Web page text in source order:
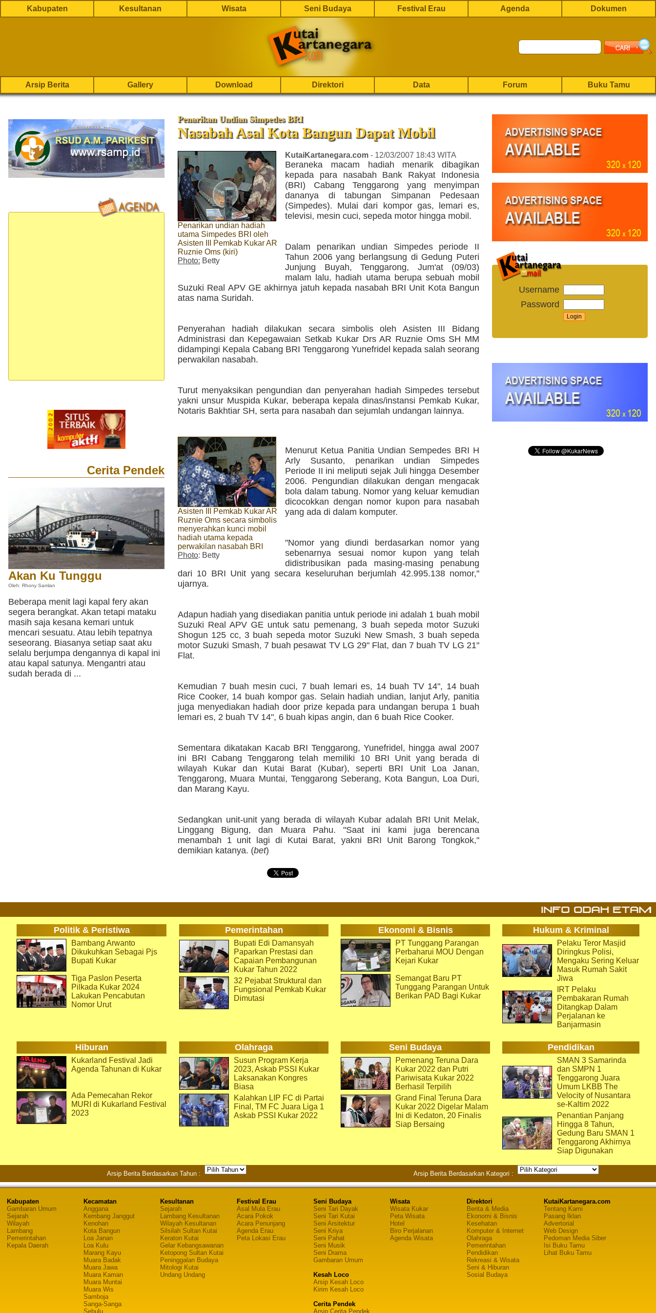
Kabupaten Kesultanan Wisata Seni Budaya Festival Erau Agenda Dokumen
Arsip Berita Gallery Download Direktori Data Forum Buku Tamu
Cerita Pendek
Akan Ku Tunggu
Oleh: Rhony Samlan
Beberapa menit lagi kapal fery akan
segera berangkat. Akan tetapi mataku
masih saja kesana kemari untuk
mencari sesuatu. Atau lebih tepatnya
seseorang. Biasanya setiap saat aku
selalu berjumpa dengannya di kapal ini
atau kapal satunya. Mengantri atau
sudah berada di ...
Penarikan Undian Simpedes BRI
Nasabah Asal Kota Bangun Dapat Mobil
Penarikan undian hadiah
utama Simpedes BRI oleh
Asisten III Pemkab Kukar AR
Ruznie Oms (kiri)
Photo: Betty
KutaiKartanegara.com - 12/03/2007 18:43 WITA
Beraneka macam hadiah menarik dibagikan
kepada para nasabah Bank Rakyat Indonesia
(BRI) Cabang Tenggarong yang menyimpan
dananya di tabungan Simpanan Pedesaan
(Simpedes). Mulai dari kompor gas, lemari es,
televisi, mesin cuci, sepeda motor hingga mobil.
Dalam penarikan undian Simpedes periode II
Tahun 2006 yang berlangsung di Gedung Puteri
Junjung Buyah, Tenggarong, Jum'at (09/03)
malam lalu, hadiah utama berupa sebuah mobil
Suzuki Real APV GE akhirnya jatuh kepada nasabah BRI Unit Kota Bangun
atas nama Suridah.
Penyerahan hadiah dilakukan secara simbolis oleh Asisten III Bidang
Administrasi dan Kepegawaian Setkab Kukar Drs AR Ruznie Oms SH MM
didampingi Kepala Cabang BRI Tenggarong Yunefridel kepada salah seorang
perwakilan nasabah.
Turut menyaksikan pengundian dan penyerahan hadiah Simpedes tersebut
yakni unsur Muspida Kukar, beberapa kepala dinas/instansi Pemkab Kukar,
Notaris Bakhtiar SH, serta para nasabah dan sejumlah undangan lainnya.
Asisten III Pemkab Kukar AR
Ruznie Oms secara simbolis
menyerahkan kunci mobil
hadiah utama kepada
perwakilan nasabah BRI
Photo: Betty
Menurut Ketua Panitia Undian Sempedes BRI H
Arly Susanto, penarikan undian Simpedes
Periode II ini meliputi sejak Juli hingga Desember
2006. Pengundian dilakukan dengan mengacak
bola dalam tabung. Nomor yang keluar kemudian
dicocokkan dengan nomor kupon para nasabah
yang ada di dalam komputer.
"Nomor yang diundi berdasarkan nomor yang
sebenarnya sesuai nomor kupon yang telah
didistribusikan pada masing-masing penabung
dari 10 BRI Unit yang secara keseluruhan berjumlah 42.995.138 nomor,"
ujarnya.
Adapun hadiah yang disediakan panitia untuk periode ini adalah 1 buah mobil
Suzuki Real APV GE untuk satu pemenang, 3 buah sepeda motor Suzuki
Shogun 125 cc, 3 buah sepeda motor Suzuki New Smash, 3 buah sepeda
motor Suzuki Smash, 7 buah pesawat TV LG 29" Flat, dan 7 buah TV LG 21"
Flat.
Kemudian 7 buah mesin cuci, 7 buah lemari es, 14 buah TV 14", 14 buah
Rice Cooker, 14 buah kompor gas. Selain hadiah undian, lanjut Arly, panitia
juga menyediakan hadiah door prize kepada para undangan berupa 1 buah
lemari es, 2 buah TV 14", 6 buah kipas angin, dan 6 buah Rice Cooker.
Sementara dikatakan Kacab BRI Tenggarong, Yunefridel, hingga awal 2007
ini BRI Cabang Tenggarong telah memiliki 10 BRI Unit yang berada di
wilayah Kukar dan Kutai Barat (Kubar), seperti BRI Unit Loa Janan,
Tenggarong, Muara Muntai, Tenggarong Seberang, Kota Bangun, Loa Duri,
dan Marang Kayu.
Sedangkan unit-unit yang berada di wilayah Kubar adalah BRI Unit Melak,
Linggang Bigung, dan Muara Pahu. "Saat ini kami juga berencana
menambah 1 unit lagi di Kutai Barat, yakni BRI Unit Barong Tongkok,"
demikian katanya. (bet)
Username
Password
Politik & Peristiwa Pemerintahan Ekonomi & Bisnis Hukum & Kriminal
Bambang Arwanto
Dikukuhkan Sebagai Pjs
Bupati Kukar
Tiga Paslon Peserta
Pilkada Kukar 2024
Lakukan Pencabutan
Nomor Urut
Bupati Edi Damansyah
Paparkan Prestasi dan
Capaian Pembangunan
Kukar Tahun 2022
32 Pejabat Struktural dan
Fungsional Pemkab Kukar
Dimutasi
PT Tunggang Parangan
Perbaharui MOU Dengan
Kejari Kukar
Semangat Baru PT
Tunggang Parangan Untuk
Berikan PAD Bagi Kukar
Pelaku Teror Masjid
Diringkus Polisi,
Mengaku Sering Keluar
Masuk Rumah Sakit
Jiwa
IRT Pelaku
Pembakaran Rumah
Ditangkap Dalam
Perjalanan ke
Banjarmasin
Hiburan Olahraga Seni Budaya Pendidikan
Kukarland Festival Jadi
Agenda Tahunan di Kukar
Ada Pemecahan Rekor
MURI di Kukarland Festival
2023
Susun Program Kerja
2023, Askab PSSI Kukar
Laksanakan Kongres
Biasa
Kalahkan LIP FC di Partai
Final, TM FC Juara Liga 1
Askab PSSI Kukar 2022
Pemenang Teruna Dara
Kukar 2022 dan Putri
Pariwisata Kukar 2022
Berhasil Terpilih
Grand Final Teruna Dara
Kukar 2022 Digelar Malam
Ini di Kedaton, 20 Finalis
Siap Bersaing
SMAN 3 Samarinda
dan SMPN 1
Tenggarong Juara
Umum LKBB The
Velocity of Nusantara
se-Kaltim 2022
Penantian Panjang
Hingga 8 Tahun,
Gedung Baru SMAN 1
Tenggarong Akhirnya
Siap Digunakan
Arsip Berita Berdasarkan Tahun : Arsip Berita Berdasarkan Kategori :
Kabupaten
Gambaran Umum
Sejarah
Wilayah
Lambang
Pemerintahan
Kepala Daerah
Kecamatan
Anggana
Kembang Janggut
Kenohan
Kota Bangun
Loa Janan
Loa Kulu
Marang Kayu
Muara Badak
Muara Jawa
Muara Kaman
Muara Muntai
Muara Wis
Samboja
Sanga-Sanga
Sebulu
Kesultanan
Sejarah
Lambang Kesultanan
Wilayah Kesultanan
Silsilah Sultan Kutai
Keraton Kutai
Gelar Kebangsawanan
Ketopong Sultan Kutai
Peninggalan Budaya
Mitologi Kutai
Undang Undang
Festival Erau
Asal Mula Erau
Acara Pokok
Acara Penunjang
Agenda Erau
Peta Lokasi Erau
Seni Budaya
Seni Tari Dayak
Seni Tari Kutai
Seni Arsitektur
Seni Kriya
Seni Pahat
Seni Musik
Seni Drama
Gambaran Umum
Kesah Loco
Arsip Kesah Loco
Kirim Kesah Loco
Cerita Pendek
Arsip Cerita Pendek
Wisata
Wisata Kukar
Peta Wisata
Hotel
Biro Perjalanan
Agenda Wisata
Direktori
Berita & Media
Ekonomi & Bisnis
Kesehatan
Komputer & Internet
Olahraga
Pemerintahan
Pendidikan
Rekreasi & Wisata
Seni & Hiburan
Sosial Budaya
KutaiKartanegara.com
Tentang Kami
Pasang Iklan
Advertorial
Web Design
Pedoman Media Siber
Isi Buku Tamu
Lihat Buku Tamu